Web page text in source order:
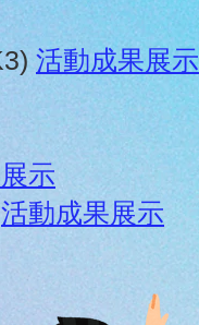
活動成果展示
示
活動成果展示